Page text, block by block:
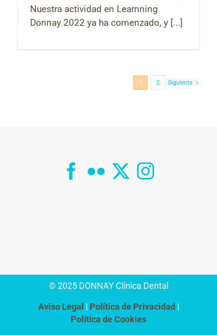
Nuestra actividad en Learnning
Donnay 2022 ya ha comenzado, y [...]
1 2 Siguiente
© 2025 DONNAY Clínica Dental
Aviso Legal
Política de Privacidad
Política de Cookies